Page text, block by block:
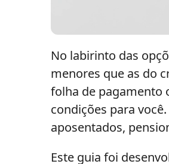
No labirinto das
menores que as do
folha de pagamento
condições para
aposentados,
Este guia foi